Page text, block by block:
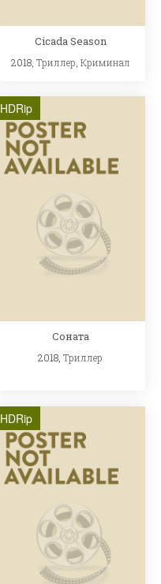
Cicada Season
2018, Триллер Криминал
HDRip
Соната
2018,Триллер
HDRip